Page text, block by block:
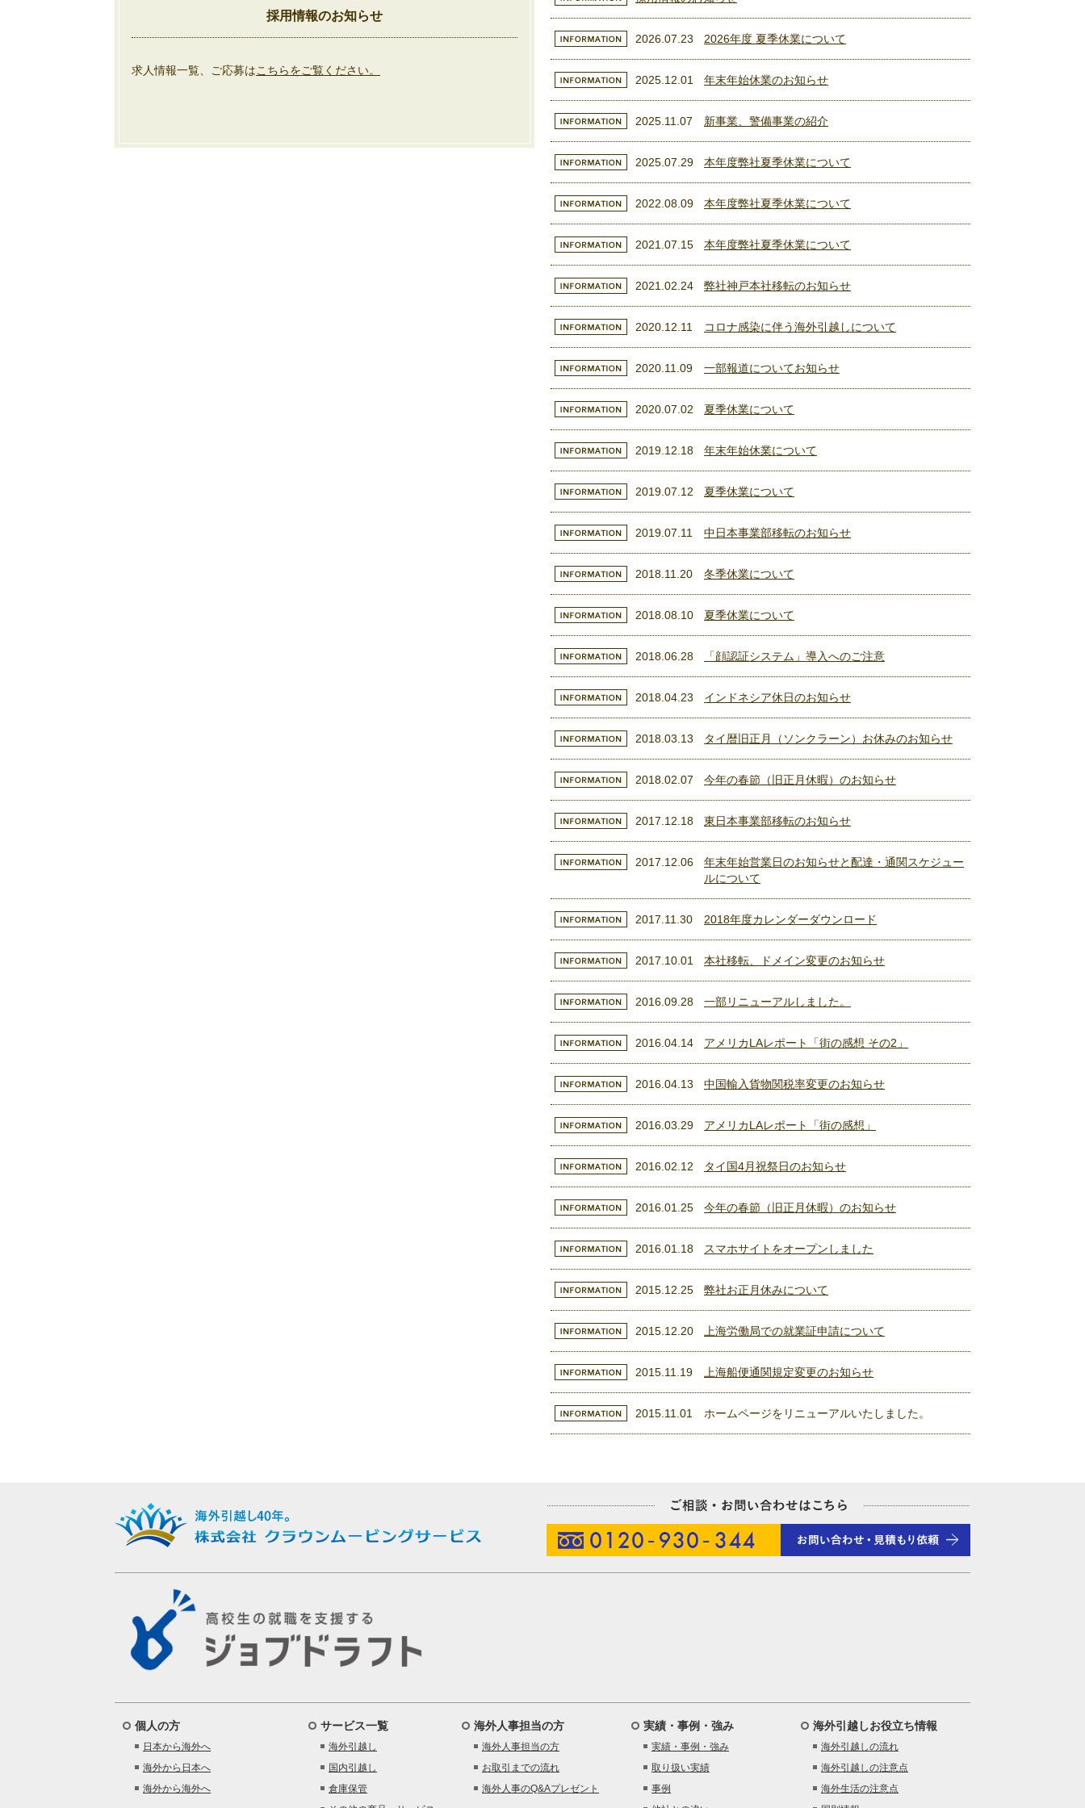
採用情報のお知らせ
求人情報一覧、ご応募はこちらをご覧ください。
2026.07.23 2026年度 夏季休業について
2025.12.01 年末年始休業のお知らせ
2025.11.07 新事業、警備事業の紹介
2025.07.29 本年度弊社夏季休業について
2022.08.09 本年度弊社夏季休業について
2021.07.15 本年度弊社夏季休業について
2021.02.24 弊社神戸本社移転のお知らせ
2020.12.11 コロナ感染に伴う海外引越しについて
2020.11.09 一部報道についてお知らせ
2020.07.02 夏季休業について
2019.12.18 年末年始休業について
2019.07.12 夏季休業について
2019.07.11 中日本事業部移転のお知らせ
2018.11.20 冬季休業について
2018.08.10 夏季休業について
2018.06.28 「顔認証システム」導入へのご注意
2018.04.23 インドネシア休日のお知らせ
2018.03.13 タイ暦旧正月（ソンクラーン）お休みのお知らせ
2018.02.07 今年の春節（旧正月休暇）のお知らせ
2017.12.18 東日本事業部移転のお知らせ
2017.12.06
年末年始営業日のお知らせと配達・通関スケジュー
ルについて
2017.11.30 2018年度カレンダーダウンロード
2017.10.01 本社移転、ドメイン変更のお知らせ
2016.09.28 一部リニューアルしました。
2016.04.14 アメリカLAレポート「街の感想 その2」
2016.04.13 中国輸入貨物関税率変更のお知らせ
2016.03.29 アメリカLAレポート「街の感想」
2016.02.12 タイ国4月祝祭日のお知らせ
2016.01.25 今年の春節（旧正月休暇）のお知らせ
2016.01.18 スマホサイトをオープンしました
2015.12.25 弊社お正月休みについて
2015.12.20 上海労働局での就業証申請について
2015.11.19 上海船便通関規定変更のお知らせ
2015.11.01 ホームページをリニューアルいたしました。
個人の方
日本から海外へ
海外から日本へ
海外から海外へ
サービス一覧
海外引越し
国内引越し
倉庫保管
海外人事担当の方
海外人事担当の方
お取引までの流れ
海外人事のQ&Aプレゼント
実績・事例・強み
実績・事例・強み
取り扱い実績
事例
海外引越しお役立ち情報
海外引越しの流れ
海外引越しの注意点
海外生活の注意点